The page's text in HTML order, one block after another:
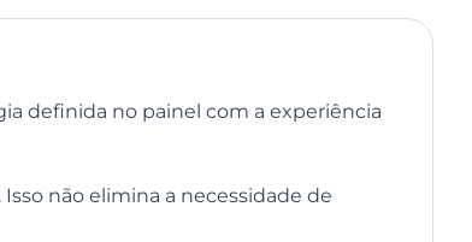
definida no painel com a experiência
não elimina a necessidade de